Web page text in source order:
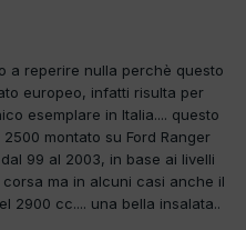
a reperire nulla perchè questo
europeo, infatti risulta per
esemplare in Italia.... questo
montato su Ford Ranger
99 al 2003, in base ai livelli
ma in alcuni casi anche il
2900 cc.... una bella insalata..